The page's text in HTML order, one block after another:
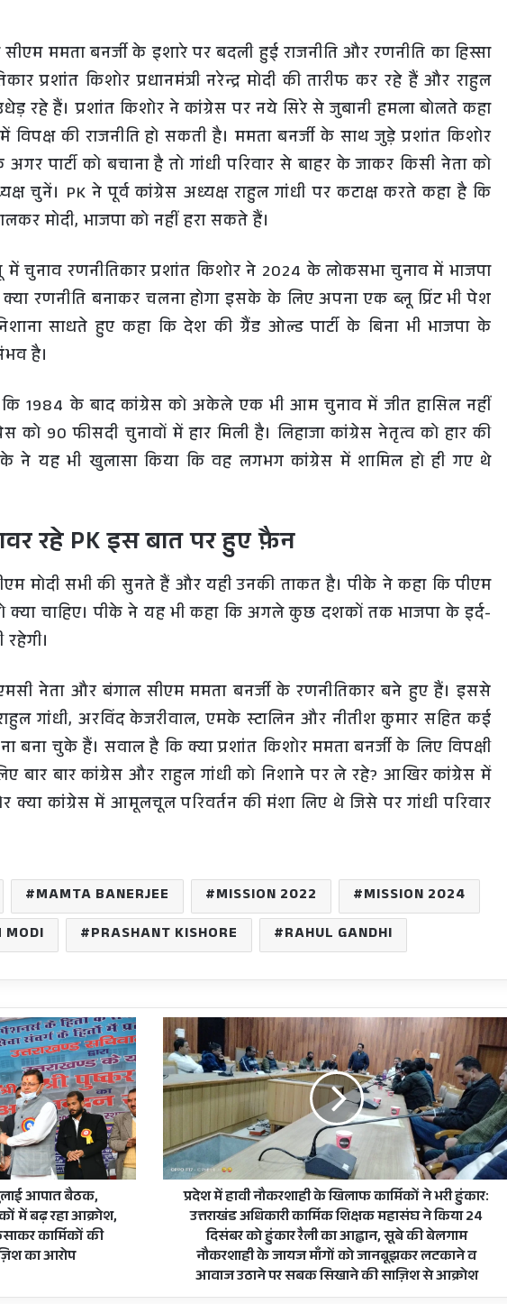
ममता बनर्जी के इशारे पर बदली हुई राजनीति और रणनीति का हिस्सा
प्रशांत किशोर प्रधानमंत्री नरेन्द्र मोदी की तारीफ कर रहे हैं और राहुल
रहे हैं। प्रशांत किशोर ने कांग्रेस पर नये सिरे से जुबानी हमला बोलते कहा
की राजनीति हो सकती है। ममता बनर्जी के साथ जुड़े प्रशांत किशोर
पार्टी को बचाना है तो गांधी परिवार से बाहर के जाकर किसी नेता को
चुनें। PK ने पूर्व कांग्रेस अध्यक्ष राहुल गांधी पर कटाक्ष करते कहा है कि
मोदी, भाजपा को नहीं हरा सकते हैं।
में चुनाव रणनीतिकार प्रशांत किशोर ने 2024 के लोकसभा चुनाव में भाजपा
रणनीति बनाकर चलना होगा इसके के लिए अपना एक ब्लू प्रिंट भी पेश
साधते हुए कहा कि देश की ग्रैंड ओल्ड पार्टी के बिना भी भाजपा के
है।
कि 1984 के बाद कांग्रेस को अकेले एक भी आम चुनाव में जीत हासिल नहीं
को 90 फीसदी चुनावों में हार मिली है। लिहाजा कांग्रेस नेतृत्व को हार की
ने यह भी खुलासा किया कि वह लगभग कांग्रेस में शामिल हो ही गए थे
रहे PK इस बात पर हुए फ़ैन
मोदी सभी की सुनते हैं और यही उनकी ताकत है। पीके ने कहा कि पीएम
क्या चाहिए। पीके ने यह भी कहा कि अगले कुछ दशकों तक भाजपा के इर्द-
नेता और बंगाल सीएम ममता बनर्जी के रणनीतिकार बने हुए हैं। इससे
गांधी, अरविंद केजरीवाल, एमके स्टालिन और नीतीश कुमार सहित कई
बना चुके हैं। सवाल है कि क्या प्रशांत किशोर ममता बनर्जी के लिए विपक्षी
बार बार कांग्रेस और राहुल गांधी को निशाने पर ले रहे? आखिर कांग्रेस में
क्या कांग्रेस में आमूलचूल परिवर्तन की मंशा लिए थे जिसे पर गांधी परिवार
MAMTA BANERJEE MISSION 2022
MISSION 2024
MODI PRASHANT KISHORE RAHUL GANDHI
आपात बैठक,
में बढ़ रहा आक्रोश,
कार्मिकों की
का आरोप
प्रदेश
में
हावी
नौकरशाही
के
कार्मिकों
ने
भरी
हुंकार:
उत्तराखंड
अधिकारी
कार्मिक
महासंघ
प्रदेश में हावी नौकरशाही के खिलाफ कार्मिकों ने भरी हुंकार:
उत्तराखंड अधिकारी कार्मिक शिक्षक महासंघ ने किया 24
दिसंबर को हुंकार रैली का आह्वान, सूबे की बेलगाम
नौकरशाही के जायज माँगों को जानबूझकर लटकाने व
आवाज उठाने पर सबक सिखाने की साज़िश से आक्रोश